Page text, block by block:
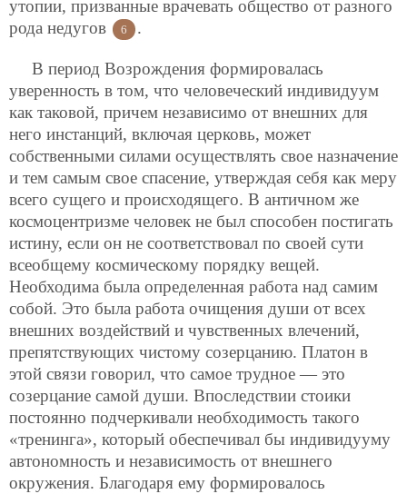
утопии, призванные врачевать общество от разного
рода недугов
6 .
В период Возрождения формировалась
уверенность в том, что человеческий индивидуум
как таковой, причем независимо от внешних для
него инстанций, включая церковь, может
собственными силами осуществлять свое назначение
и тем самым свое спасение, утверждая себя как меру
всего сущего и происходящего. В античном же
космоцентризме человек не был способен постигать
истину, если он не соответствовал по своей сути
всеобщему космическому порядку вещей.
Необходима была определенная работа над самим
собой. Это была работа очищения души от всех
внешних воздействий и чувственных влечений,
препятствующих чистому созерцанию. Платон в
этой связи говорил, что самое трудное — это
созерцание самой души. Впоследствии стоики
постоянно подчеркивали необходимость такого
«тренинга», который обеспечивал бы индивидууму
автономность и независимость от внешнего
окружения. Благодаря ему формировалось